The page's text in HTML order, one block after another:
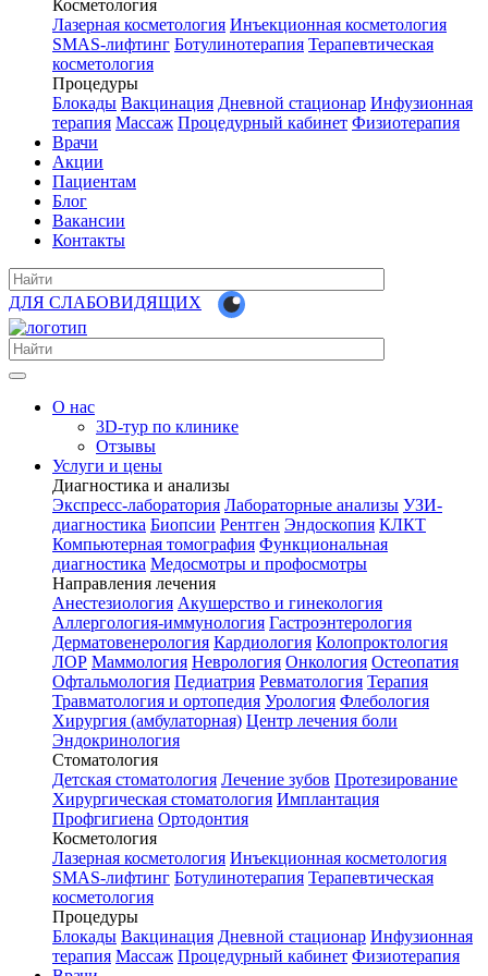
Косметология
Лазерная косметология Инъекционная косметология
SMAS-лифтинг Ботулинотерапия Терапевтическая
косметология
Процедуры
Блокады Вакцинация Дневной стационар Инфузионная
терапия Массаж Процедурный кабинет Физиотерапия
Врачи
Акции
Пациентам
Блог
Вакансии
Контакты
ДЛЯ СЛАБОВИДЯЩИХ
О нас
3D-тур по клинике
Отзывы
Услуги и цены
Диагностика и анализы
Экспресс-лаборатория Лабораторные анализы УЗИ-
диагностика Биопсии Рентген Эндоскопия КЛКТ
Компьютерная томография Функциональная
диагностика Медосмотры и профосмотры
Направления лечения
Анестезиология Акушерство и гинекология
Аллергология-иммунология Гастроэнтерология
Дерматовенерология Кардиология Колопроктология
ЛОР Маммология Неврология Онкология Остеопатия
Офтальмология Педиатрия Ревматология Терапия
Травматология и ортопедия Урология Флебология
Хирургия (амбулаторная) Центр лечения боли
Эндокринология
Стоматология
Детская стоматология Лечение зубов Протезирование
Хирургическая стоматология Имплантация
Профгигиена Ортодонтия
Косметология
Лазерная косметология Инъекционная косметология
SMAS-лифтинг Ботулинотерапия Терапевтическая
косметология
Процедуры
Блокады Вакцинация Дневной стационар Инфузионная
терапия Массаж Процедурный кабинет Физиотерапия